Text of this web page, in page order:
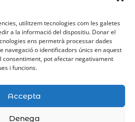
utilitzem tecnologies com les galetes
a la informació del dispositiu. Donar el
ens permetrà processar dades
navegació o identificadors únics en aquest
consentiment, pot afectar negativament
i funcions.
Accepta
Denega